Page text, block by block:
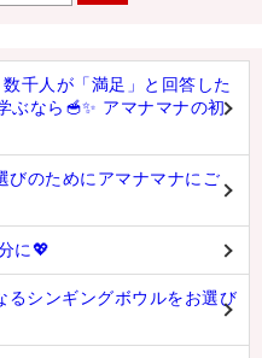
千人が「満足」と回答した
ぶなら🥣✨ アマナマナの初
びのためにアマナマナにご
に💖
るシンギングボウルをお選び